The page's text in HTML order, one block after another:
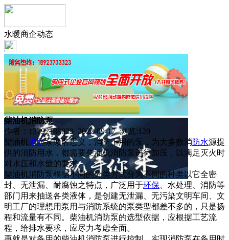
水暖商企动态
柴油机消防泵
作者：13792188029 2022-09-17 浏览:129
柴油机消防泵顾名思义，消防上用的泵，为大多数消防水源提
供的消防用水，都需要柴油机消防泵进行加压，以满足灭火时
对水压和水量的要求。
柴油机消防泵根据不同的分类方式分为不同的种类以它全密
封、无泄漏、耐腐蚀之特点，广泛用于环保 、水处理、消防等
部门用来抽送各类液体，是创建无泄漏、无污染文明车间、文
明工厂的理想用泵用与消防系统的泵类型都差不多的，只是扬
程和流量有不同。柴油机消防泵的选型依据，应根据工艺流
程，给排水要求，应尽力考虑全面。